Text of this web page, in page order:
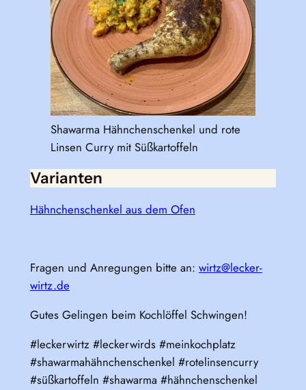
Shawarma Hähnchenschenkel und rote
Linsen Curry mit Süßkartoffeln
Varianten
Hähnchenschenkel aus dem Ofen
Fragen und Anregungen bitte an: wirtz@lecker-
wirtz.de
Gutes Gelingen beim Kochlöffel Schwingen!
#leckerwirtz #leckerwirds #meinkochplatz
#shawarmahähnchenschenkel #rotelinsencurry
#süßkartoffeln #shawarma #hähnchenschenkel